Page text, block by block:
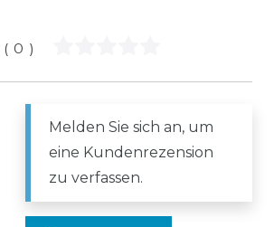
(0)
Melden Sie sich an, um
eine Kundenrezension
zu verfassen.